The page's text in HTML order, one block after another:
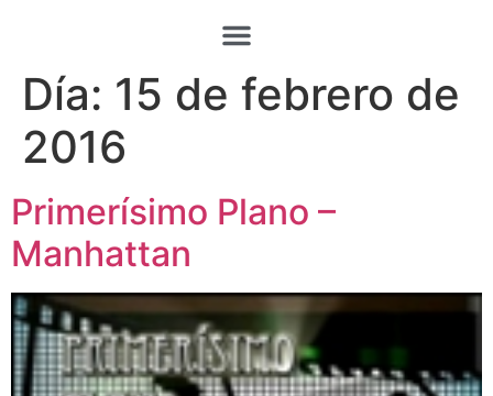
Día: 15 de febrero de
2016
Primerísimo Plano –
Manhattan